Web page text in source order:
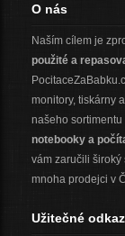
O nás
Naším cílem je
použité a
monitory, tiskárny
našeho
notebooky a
vám zaručili
mnoha prodejci v
Užitečné